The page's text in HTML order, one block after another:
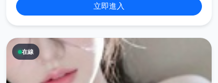
立即進入
在線